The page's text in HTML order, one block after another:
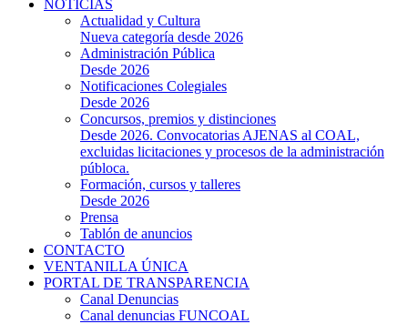
NOTICIAS
Actualidad y Cultura
Nueva categoría desde 2026
Administración Pública
Desde 2026
Notificaciones Colegiales
Desde 2026
Concursos, premios y distinciones
Desde 2026. Convocatorias AJENAS al COAL,
excluidas licitaciones y procesos de la administración
públoca.
Formación, cursos y talleres
Desde 2026
Prensa
Tablón de anuncios
CONTACTO
VENTANILLA ÚNICA
PORTAL DE TRANSPARENCIA
Canal Denuncias
Canal denuncias FUNCOAL